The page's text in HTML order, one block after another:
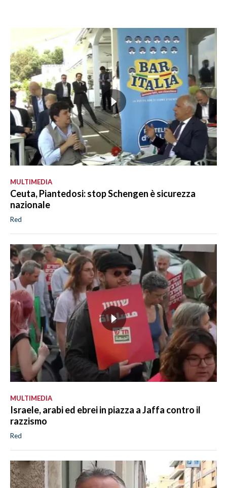
MULTIMEDIA
Ceuta, Piantedosi: stop Schengen è sicurezza
nazionale
Red
MULTIMEDIA
Israele, arabi ed ebrei in piazza a Jaffa contro il
razzismo
Red